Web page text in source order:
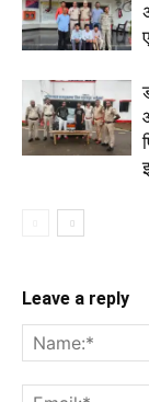
Leave a reply